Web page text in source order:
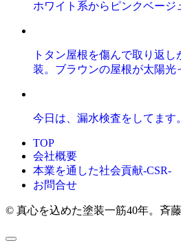
ホワイト系からピンクベージ
トタン屋根を傷んで取り返
装。ブラウンの屋根が太陽光
今日は、漏水検査をしてます
TOP
会社概要
本業を通した社会貢献-CSR-
お問合せ
© 真心を込めた塗装一筋40年。斉